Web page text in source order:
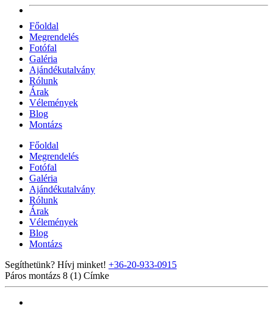
Főoldal
Megrendelés
Fotófal
Galéria
Ajándékutalvány
Rólunk
Árak
Vélemények
Blog
Montázs
Főoldal
Megrendelés
Fotófal
Galéria
Ajándékutalvány
Rólunk
Árak
Vélemények
Blog
Montázs
Segíthetünk? Hívj minket! +36-20-933-0915
Páros montázs 8 (1) Címke